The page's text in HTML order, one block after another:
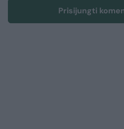
Prisijungti